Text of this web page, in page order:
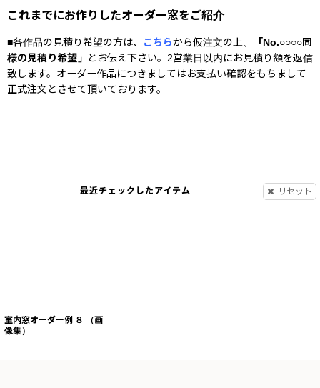
これまでにお作りしたオーダー窓をご紹介
■各作品の見積り希望の方は、 こちらから仮注文の上、
「No.○○○○同
様の見積り希望」 とお伝え下さい。2営業日以内にお見積り額を返信
致します。オーダー作品につきましてはお支払い確認をもちまして
正式注文とさせて頂いております。
最近チェックしたアイテム リセット
室内窓オーダー例 ８ （画
像集）